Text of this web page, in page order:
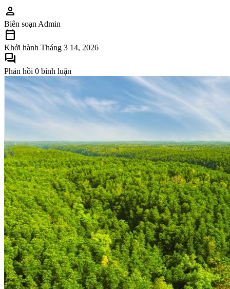
person
Biên soạn Admin
calendar_today
Khởi hành Tháng 3 14, 2026
forum
Phản hồi 0 bình luận